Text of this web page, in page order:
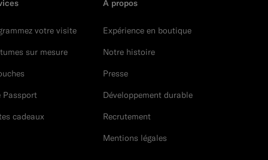
votre visite
sur mesure
Passport
cadeaux
À propos
Expérience en boutique
Notre histoire
Presse
Développement durable
Recrutement
Mentions légales